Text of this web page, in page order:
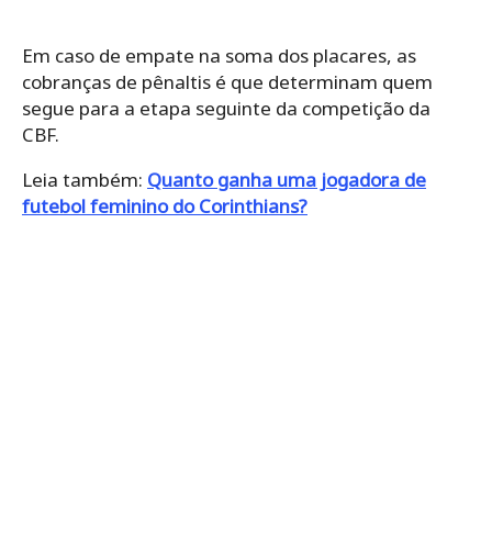
Em caso de empate na soma dos placares, as
cobranças de pênaltis é que determinam quem
segue para a etapa seguinte da competição da
CBF.
Leia também: Quanto ganha uma jogadora de
futebol feminino do Corinthians?